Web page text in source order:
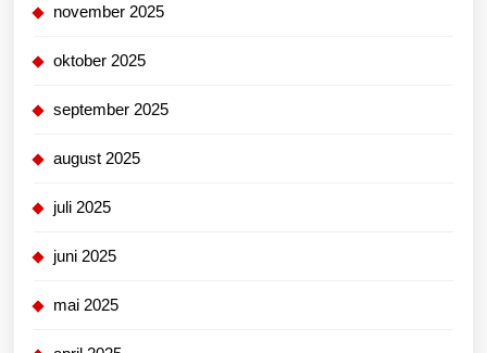
november 2025
oktober 2025
september 2025
august 2025
juli 2025
juni 2025
mai 2025